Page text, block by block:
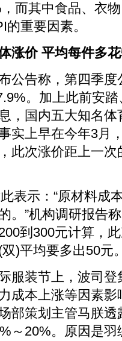
而其中食品、衣
重要因素。
涨价 平均每件多
告称，第四季度
。加上此前安
，国内五大知名
实上早在今年3月
此次涨价距上一
示：“原材料成
。”机构调研报告
到300元计算，
)平均要多出50元
装节上，波司登
成本上涨等因素
部策划主管马朕
～20%。原因是